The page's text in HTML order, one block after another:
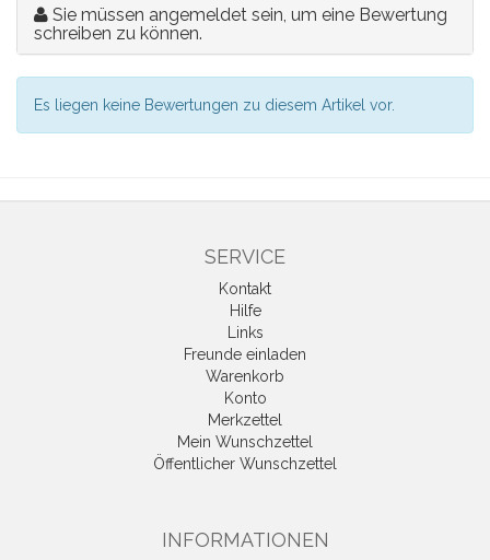
Sie müssen angemeldet sein, um eine Bewertung
schreiben zu können.
Es liegen keine Bewertungen zu diesem Artikel vor.
SERVICE
Kontakt
Hilfe
Links
Freunde einladen
Warenkorb
Konto
Merkzettel
Mein Wunschzettel
Öffentlicher Wunschzettel
INFORMATIONEN